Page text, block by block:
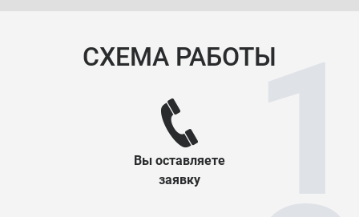
СХЕМА РАБОТЫ
Вы оставляете
заявку